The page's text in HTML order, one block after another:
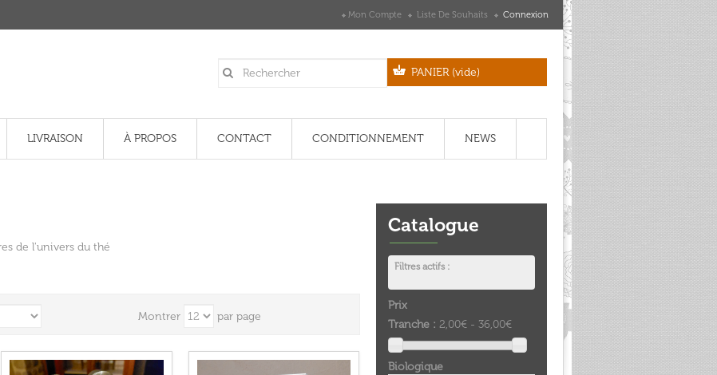
Mon Compte Liste De Souhaits Connexion
PANIER (vide)
LIVRAISON À PROPOS CONTACT CONDITIONNEMENT NEWS
de l'univers du thé
Montrer par page
Catalogue
Filtres actifs :
Prix
Tranche : 2,00€ - 36,00€
Biologique